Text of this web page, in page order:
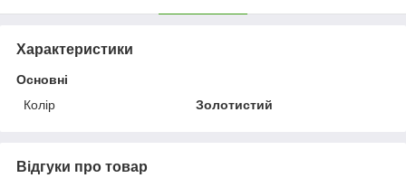
Характеристики
Основні
Колір
Золотистий
Відгуки про товар